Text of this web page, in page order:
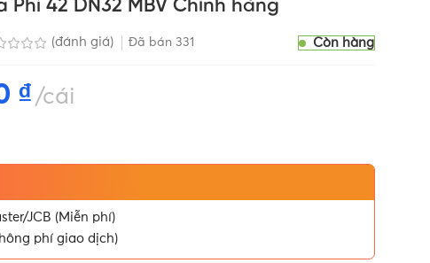
42 DN32 MBV Chính hãng
(đánh giá) Đã bán 331 Còn hàng
₫ cái
JCB (Miễn phí)
phí giao dịch)